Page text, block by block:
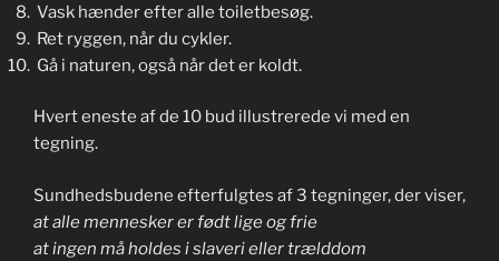
Vask hænder efter alle toiletbesøg.
Ret ryggen, når du cykler.
Gå i naturen, også når det er koldt.
Hvert eneste af de 10 bud illustrerede vi med en
tegning.
Sundhedsbudene efterfulgtes af 3 tegninger, der viser,
at alle mennesker er født lige og frie
at ingen må holdes i slaveri eller trælddom